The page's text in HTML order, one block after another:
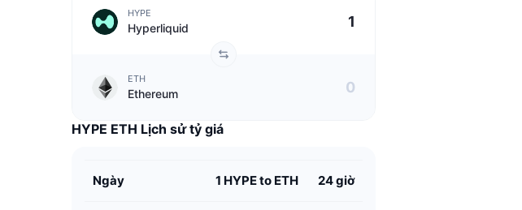
HYPE
Hyperliquid
ETH
Ethereum
HYPE ETH Lịch sử tỷ giá
Ngày 1 HYPE to ETH 24 giờ